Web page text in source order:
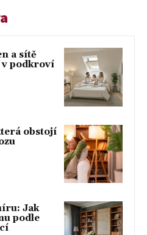
a sítě
v podkroví
obstojí
Jak
podle